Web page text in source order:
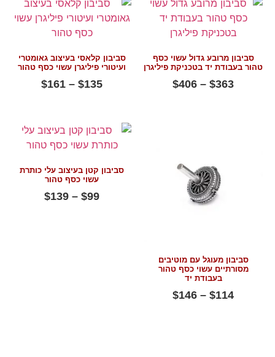
סביבון מרובע גדול עשוי כסף
טהור בעבודת יד בטכניקת פיליגרן
$363
–
$406
סביבון קלאסי בעיצוב גאומטרי
ועיטורי פיליגרן עשוי כסף טהור
$135
–
$161
סביבון מעוגל עם מוטיבים
מסורתיים עשוי כסף טהור
בעבודת יד
$114
–
$146
סביבון קטן בעיצוב עלי כותרת
עשוי כסף טהור
$99
–
$139